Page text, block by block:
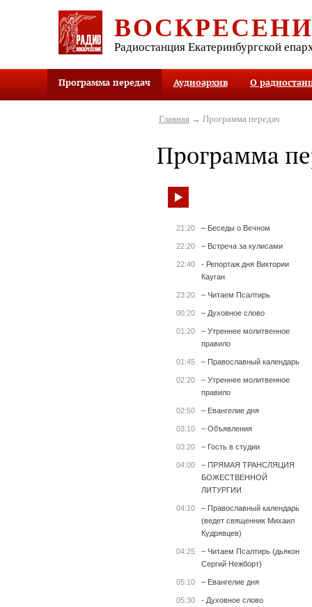
Радиостанция Екатеринбургской
Программа передач Аудиоархив О
Главная→ Программа передач
Программа
21:20 – Беседы о Вечном
22:20 – Встреча за кулисами
22:40
- Репортаж дня Виктории
Кауган
23:20 – Читаем Псалтирь
00:20 – Духовное слово
01:20
– Утреннее молитвенное
правило
01:45 – Православный календарь
02:20
– Утреннее молитвенное
правило
02:50 – Евангелие дня
03:10 – Объявления
03:20 – Гость в студии
04:00
– ПРЯМАЯ ТРАНСЛЯЦИЯ
БОЖЕСТВЕННОЙ
ЛИТУРГИИ
04:10
– Православный календарь
(ведет священник Михаил
Кудрявцев)
04:25
– Читаем Псалтирь (дьякон
Сергий Нежборт)
05:10 – Евангелие дня
05:30 - Духовное слово